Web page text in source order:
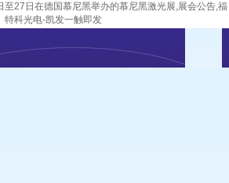
27日在德国慕尼黑举办的慕尼黑激光展,展会公告,福
特科光电-凯发一触即发